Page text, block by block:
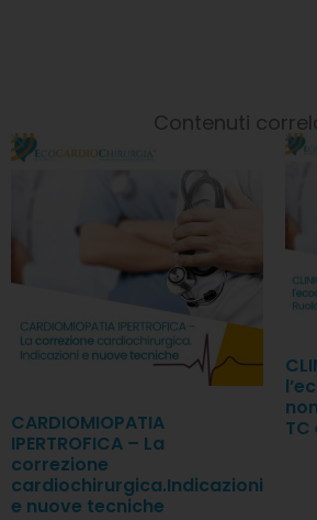
Contenuti
CARDIOMIOPATIA
IPERTROFICA – La
correzione
cardiochirurgica.Indicazioni
e nuove tecniche
TC